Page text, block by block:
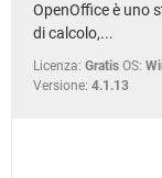
OpenOffice è uno
di calcolo,...
Licenza: Gratis OS:
Versione: 4.1.13